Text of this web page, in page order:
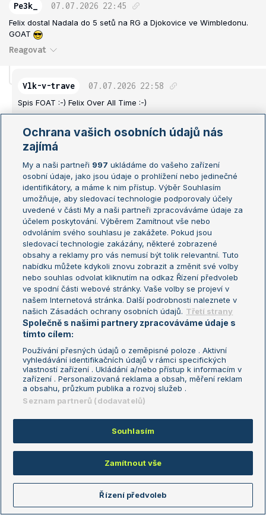
Pe3k_ 07.07.2026 22:45
Felix dostal Nadala do 5 setů na RG a Djokovice ve Wimbledonu.
GOAT
Reagovat
Vlk-v-trave 07.07.2026 22:58
Spis FOAT :-) Felix Over All Time :-)
pantera1
Bože Nole zaber, trest za ten zmaštěnej gem, už jsi mohl být ve
sprše. Takhle se tam budeš pachtit další hodinu.
Reagovat
frenkie57 07.07.2026 22:44
To tedy bude TB projel...
Reagovat
pantera1 07.07.2026 22:45
Abys neprohrál Ožér je extrémně otravnej a vytrvalej
Reagovat
Patik 07.07.2026 22:45
No a je to tu..ten odflaknuty gem sa mu vrátil...už mohlo byť
dávno po zápase.
pantera1 07.07.2026 22:50
Patiku domluv mu, na tebe snad dá. Jak chce hrát proti
Ochrana vašich osobních údajů nás
zajímá
My a naši partneři 997 ukládáme do vašeho zařízení
osobní údaje, jako jsou údaje o prohlížení nebo jedinečné
identifikátory, a máme k nim přístup. Výběr Souhlasím
umožňuje, aby sledovací technologie podporovaly účely
uvedené v části My a naši partneři zpracováváme údaje za
účelem poskytování. Výběrem Zamítnout vše nebo
odvoláním svého souhlasu je zakážete. Pokud jsou
sledovací technologie zakázány, některé zobrazené
obsahy a reklamy pro vás nemusí být tolik relevantní. Tuto
nabídku můžete kdykoli znovu zobrazit a změnit své volby
nebo souhlas odvolat kliknutím na odkaz Řízení předvoleb
ve spodní části webové stránky. Vaše volby se projeví v
našem Internetová stránka. Další podrobnosti naleznete v
našich Zásadách ochrany osobních údajů. Třetí strany
Společně s našimi partnery zpracováváme údaje s
tímto cílem:
Používání přesných údajů o zeměpisné poloze . Aktivní
vyhledávání identifikačních údajů v rámci specifických
vlastností zařízení . Ukládání a/nebo přístup k informacím v
zařízení . Personalizovaná reklama a obsah, měření reklam
a obsahu, průzkum publika a rozvoj služeb .
Seznam partnerů (dodavatelů)
Souhlasím
Zamítnout vše
Řízení předvoleb